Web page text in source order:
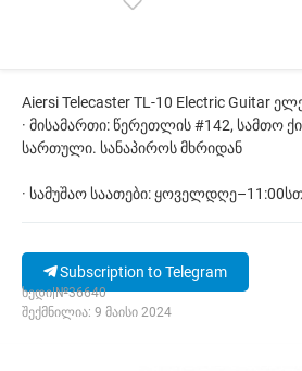
Aiersi Telecaster TL-10 Electric Guitar
· მისამართი: წერეთლის #142, სამთო
სართული. სანაპიროს მხრიდან
· სამუშაო საათები:
Subscription to Telegram
ხედი|№36640
შექმნილია: 9 მაისი 2024